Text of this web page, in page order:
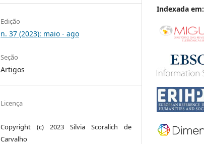
Edição
n. 37 (2023): maio - ago
Seção
Artigos
Licença
Copyright (c) 2023 Silvia Scoralich de
Carvalho
Indexada em: